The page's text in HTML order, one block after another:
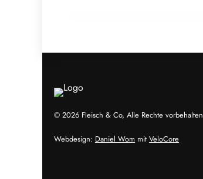
© 2026 Fleisch & Co, Alle Rechte vorbehalten
Webdesign: Daniel Wom mit VeloCore